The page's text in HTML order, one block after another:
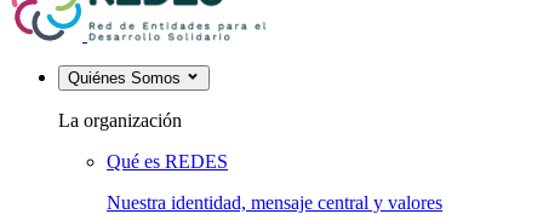
Quiénes Somos
La organización
Qué es REDES
Nuestra identidad, mensaje central y valores